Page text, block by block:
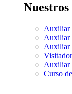
Nuestros
Auxiliar
Auxiliar
Auxiliar
Auxiliar
Curso